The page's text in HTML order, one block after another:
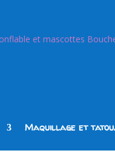
Maquillage et